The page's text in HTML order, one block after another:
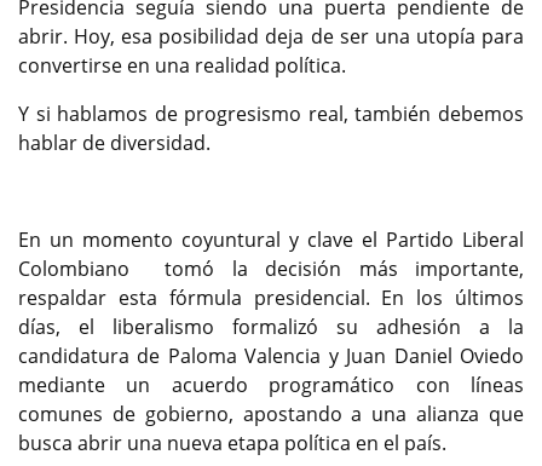
Presidencia seguía siendo una puerta pendiente de
abrir. Hoy, esa posibilidad deja de ser una utopía para
convertirse en una realidad política.
Y si hablamos de progresismo real, también debemos
hablar de diversidad.
En un momento coyuntural y clave el Partido Liberal
Colombiano tomó la decisión más importante,
respaldar esta fórmula presidencial. En los últimos
días, el liberalismo formalizó su adhesión a la
candidatura de Paloma Valencia y Juan Daniel Oviedo
mediante un acuerdo programático con líneas
comunes de gobierno, apostando a una alianza que
busca abrir una nueva etapa política en el país.